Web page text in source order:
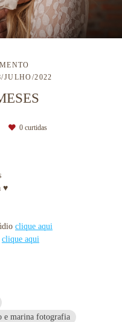
JULHO/2022
0curtidas
♥
clique aqui
clique aqui
e marina fotografia